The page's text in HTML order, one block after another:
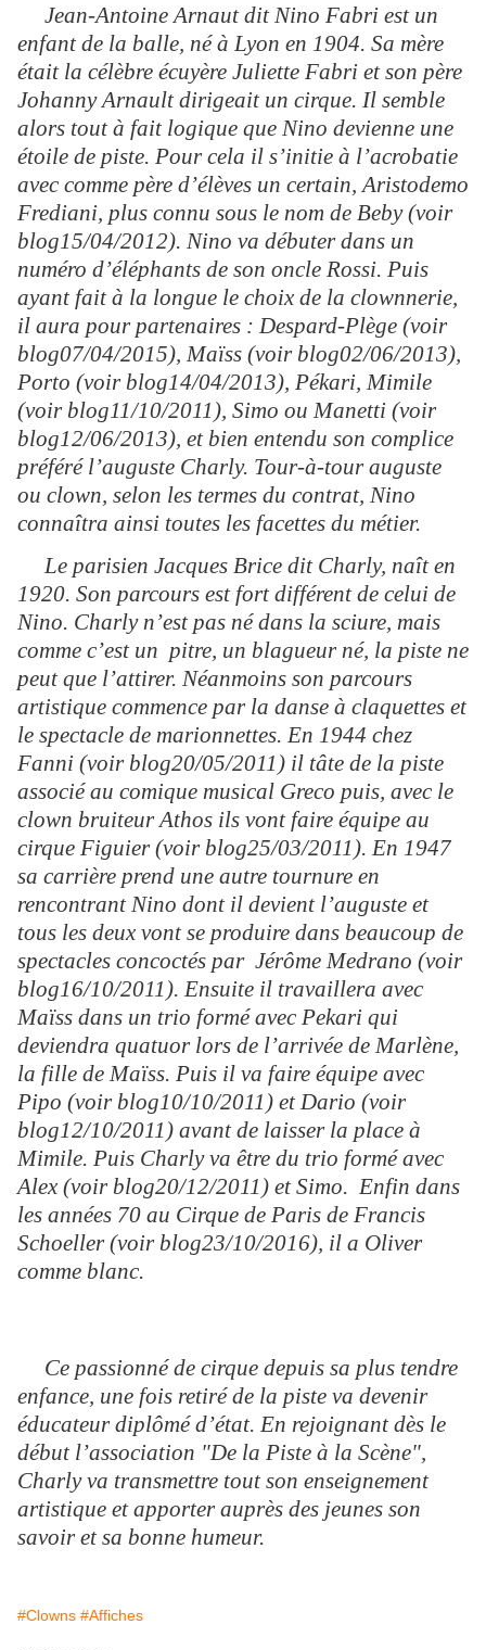
Jean-Antoine Arnaut dit Nino Fabri est un
enfant de la balle, né à Lyon en 1904. Sa mère
était la célèbre écuyère Juliette Fabri et son père
Johanny Arnault dirigeait un cirque. Il semble
alors tout à fait logique que Nino devienne une
étoile de piste. Pour cela il s’initie à l’acrobatie
avec comme père d’élèves un certain, Aristodemo
Frediani, plus connu sous le nom de Beby (voir
blog15/04/2012). Nino va débuter dans un
numéro d’éléphants de son oncle Rossi. Puis
ayant fait à la longue le choix de la clownnerie,
il aura pour partenaires : Despard-Plège (voir
blog07/04/2015), Maïss (voir blog02/06/2013),
Porto (voir blog14/04/2013), Pékari, Mimile
(voir blog11/10/2011), Simo ou Manetti (voir
blog12/06/2013), et bien entendu son complice
préféré l’auguste Charly. Tour-à-tour auguste
ou clown, selon les termes du contrat, Nino
connaîtra ainsi toutes les facettes du métier.
Le parisien Jacques Brice dit Charly, naît en
1920. Son parcours est fort différent de celui de
Nino. Charly n’est pas né dans la sciure, mais
comme c’est un pitre, un blagueur né, la piste ne
peut que l’attirer. Néanmoins son parcours
artistique commence par la danse à claquettes et
le spectacle de marionnettes. En 1944 chez
Fanni (voir blog20/05/2011) il tâte de la piste
associé au comique musical Greco puis, avec le
clown bruiteur Athos ils vont faire équipe au
cirque Figuier (voir blog25/03/2011). En 1947
sa carrière prend une autre tournure en
rencontrant Nino dont il devient l’auguste et
tous les deux vont se produire dans beaucoup de
spectacles concoctés par Jérôme Medrano (voir
blog16/10/2011). Ensuite il travaillera avec
Maïss dans un trio formé avec Pekari qui
deviendra quatuor lors de l’arrivée de Marlène,
la fille de Maïss. Puis il va faire équipe avec
Pipo (voir blog10/10/2011) et Dario (voir
blog12/10/2011) avant de laisser la place à
Mimile. Puis Charly va être du trio formé avec
Alex (voir blog20/12/2011) et Simo. Enfin dans
les années 70 au Cirque de Paris de Francis
Schoeller (voir blog23/10/2016), il a Oliver
comme blanc.
Ce passionné de cirque depuis sa plus tendre
enfance, une fois retiré de la piste va devenir
éducateur diplômé d’état. En rejoignant dès le
début l’association "De la Piste à la Scène",
Charly va transmettre tout son enseignement
artistique et apporter auprès des jeunes son
savoir et sa bonne humeur.
#Clowns #Affiches